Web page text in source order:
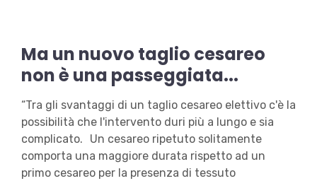
Ma un nuovo taglio cesareo
non è una passeggiata...
“Tra gli svantaggi di un taglio cesareo elettivo c'è la
possibilità che l'intervento duri più a lungo e sia
complicato. Un cesareo ripetuto solitamente
comporta una maggiore durata rispetto ad un
primo cesareo per la presenza di tessuto